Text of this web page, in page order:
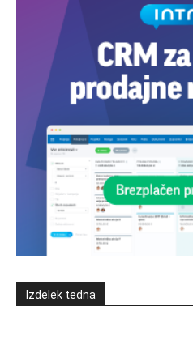
Izdelek tedna